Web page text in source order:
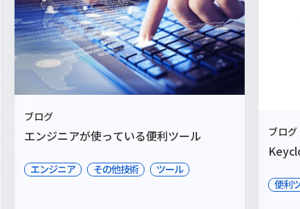
ブログ
エンジニアが使っている便利ツール
エンジニア その他技術 ツール
ブログ
便利